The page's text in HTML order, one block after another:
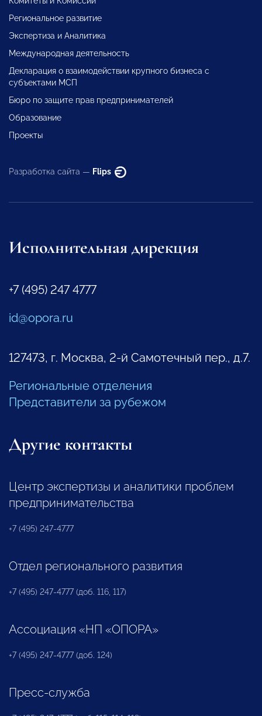
Региональное развитие
Экспертиза и Аналитика
Международная деятельность
Декларация о взаимодействии крупного бизнеса с
субъектами МСП
Бюро по защите прав предпринимателей
Образование
Проекты
Разработка сайта — Flips
Исполнительная дирекция
+7 (495) 247 4777
id@opora.ru
127473, г. Москва, 2-й Самотечный пер., д.7.
Региональные отделения
Представители за рубежом
Другие контакты
Центр экспертизы и аналитики проблем
предпринимательства
+7 (495) 247-4777
Отдел регионального развития
+7 (495) 247-4777 (доб. 116, 117)
Ассоциация «НП «ОПОРА»
+7 (495) 247-4777 (доб. 124)
Пресс-служба